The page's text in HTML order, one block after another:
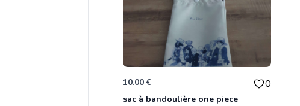
10.00 € 0
sac à bandoulière one piece